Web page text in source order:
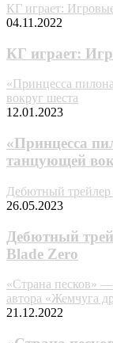
КГ играет:
04.11.2022
КГ играет:
«Принцесса
вокруг шеста
12.01.2023
«Принцесса
танцующей
Дебютный трейлер
26.05.2023
Дебютный
Blade Zero
«Страна песков»
автора «Жемчуга
21.12.2022